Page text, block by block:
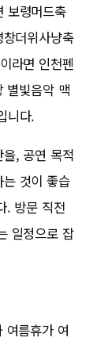
보령머드축
더위사냥축
라면 인천펜
별빛음악 맥
니다.
, 공연 목적
것이 좋습
. 방문 직전
일정으로 잡
여름휴가 여